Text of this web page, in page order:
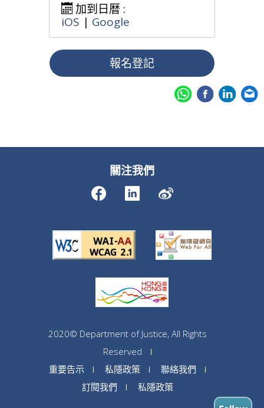
加到日暦 :
iOS | Google
報名登記
關注我們
2020© Department of Justice, All Rights
Reserved
重要告示
私隱政策
聯絡我們
訂閱我們
私隱政策